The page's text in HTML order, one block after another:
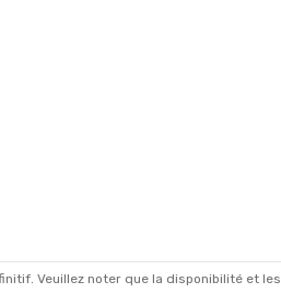
Veuillez noter que la disponibilité et les